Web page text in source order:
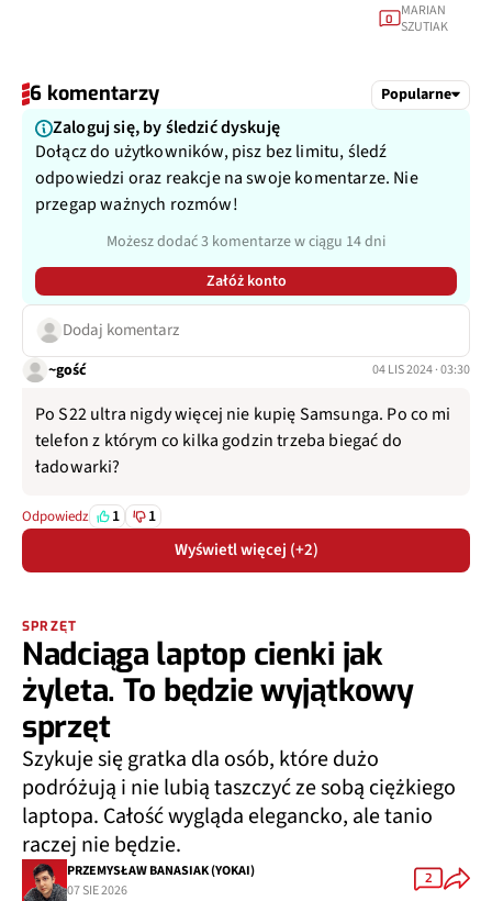
0
MARIAN
SZUTIAK
6 komentarzy Popularne
Zaloguj się, by śledzić dyskuję
Dołącz do użytkowników, pisz bez limitu, śledź
odpowiedzi oraz reakcje na swoje komentarze. Nie
przegap ważnych rozmów!
Możesz dodać 3 komentarze w ciągu 14 dni
Załóż konto
Dodaj komentarz
~gość 04 LIS 2024 · 03:30
Po S22 ultra nigdy więcej nie kupię Samsunga. Po co mi
telefon z którym co kilka godzin trzeba biegać do
ładowarki?
Odpowiedz 1 1
Wyświetl więcej (+2)
SPRZĘT
Nadciąga laptop cienki jak
żyleta. To będzie wyjątkowy
sprzęt
Szykuje się gratka dla osób, które dużo
podróżują i nie lubią taszczyć ze sobą ciężkiego
laptopa. Całość wygląda elegancko, ale tanio
raczej nie będzie.
PRZEMYSŁAW BANASIAK (YOKAI)
07 SIE 2026
2